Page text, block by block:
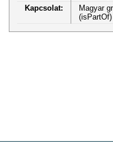
Kapcsolat:
Magyar
(isPartOf)